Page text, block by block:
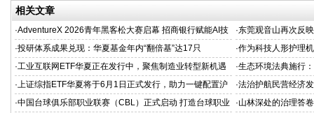
相关文章
·AdventureX 2026青年黑客松大赛启幕 招商银行赋能AI技
术新生代
·东莞观音山再次反
·投研体系成果兑现：华夏基金年内“翻倍基”达17只 ·作为科技人形护理
新范式
·工业互联网ETF华夏正在发行中，聚焦制造业转型新机遇 ·生态环境法典施行
·上证综指ETF华夏将于6月1日正式发行，助力一键配置沪
市核心资产
·法治护航民营经济
担当
·中国台球俱乐部职业联赛（CBL）正式启动 打造台球职业
·山林深处的治理答